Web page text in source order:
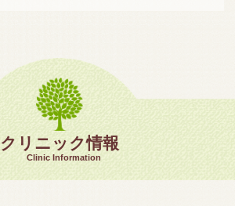
クリニック情報
Clinic Information